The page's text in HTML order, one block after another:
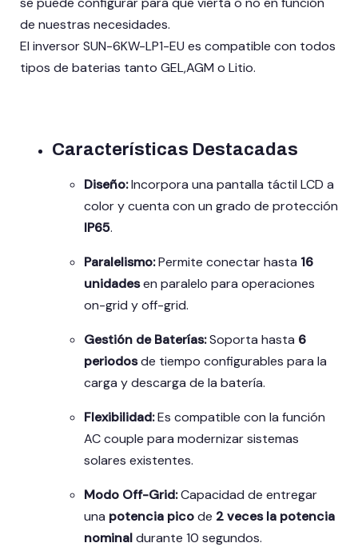
de nuestras necesidades.
El inversor SUN-6KW-LP1-EU es compatible con todos
tipos de baterias tanto GEL,AGM o Litio.
Características Destacadas
Diseño:Incorpora una pantalla táctil LCD a
color y cuenta con un grado de protección
IP65.
Paralelismo:Permite conectar hasta 16
unidadesen paralelo para operaciones
on-grid y off-grid.
Gestión de Baterías:Soporta hasta 6
periodosde tiempo configurables para la
carga y descarga de la batería.
Flexibilidad:Es compatible con la función
AC couple para modernizar sistemas
solares existentes.
Modo Off-Grid:Capacidad de entregar
una potencia picode 2 veces la potencia
nominaldurante 10 segundos.